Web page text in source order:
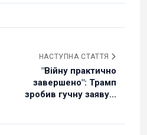
НАСТУПНА СТАТТЯ
"Війну практично
завершено": Трамп
зробив гучну заяву...